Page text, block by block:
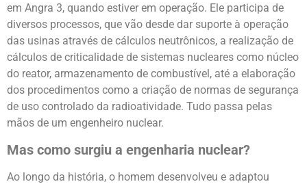
em Angra 3, quando estiver em operação. Ele participa de
diversos processos, que vão desde dar suporte à operação
das usinas através de cálculos neutrônicos, a realização de
cálculos de criticalidade de sistemas nucleares como núcleo
do reator, armazenamento de combustível, até a elaboração
dos procedimentos como a criação de normas de segurança
de uso controlado da radioatividade. Tudo passa pelas
mãos de um engenheiro nuclear.
Mas como surgiu a engenharia nuclear?
Ao longo da história, o homem desenvolveu e adaptou